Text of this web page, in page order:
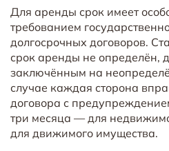
Для аренды срок имеет
требованием
долгосрочных договоров.
срок аренды не определён,
заключённым на
случае каждая сторона
договора с
три месяца — для
для движимого имущества.